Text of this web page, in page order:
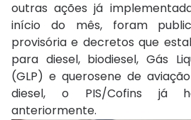
outras ações já
início do mês, foram
provisória e decretos que
para diesel, biodiesel, Gás
(GLP) e querosene de
diesel, o PIS/Cofins já
anteriormente.